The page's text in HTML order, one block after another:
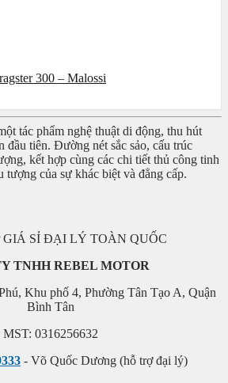
300 – Malossi
tác phẩm nghệ thuật di động, thu hút
đầu tiên. Đường nét sắc sảo, cấu trúc
kết hợp cùng các chi tiết thủ công tinh
tượng của sự khác biệt và đẳng cấp.
GIÁ SỈ ĐẠI LÝ TOÀN QUỐC
TNHH REBEL MOTOR
Khu phố 4, Phường Tân Tạo A, Quận
Bình Tân
MST: 0316256632
- Võ Quốc Dương (hỗ trợ đại lý)